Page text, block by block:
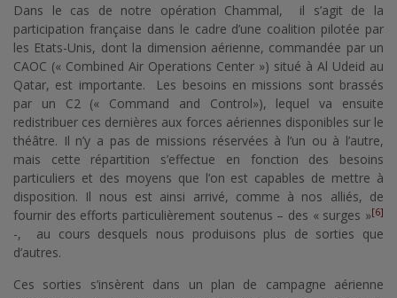
Dans le cas de notre opération Chammal, il s’agit de la
participation française dans le cadre d’une coalition pilotée par
les Etats-Unis, dont la dimension aérienne, commandée par un
CAOC (« Combined Air Operations Center ») situé à Al Udeid au
Qatar, est importante. Les besoins en missions sont brassés
par un C2 (« Command and Control»), lequel va ensuite
redistribuer ces dernières aux forces aériennes disponibles sur le
théâtre. Il n’y a pas de missions réservées à l’un ou à l’autre,
mais cette répartition s’effectue en fonction des besoins
particuliers et des moyens que l’on est capables de mettre à
disposition. Il nous est ainsi arrivé, comme à nos alliés, de
fournir des efforts particulièrement soutenus – des « surges »[6]
-, au cours desquels nous produisons plus de sorties que
d’autres.
Ces sorties s’insèrent dans un plan de campagne aérienne